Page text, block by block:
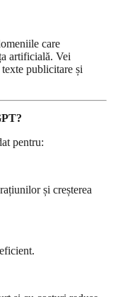
care
artificială. Vei
publicitare și
pentru:
și creșterea